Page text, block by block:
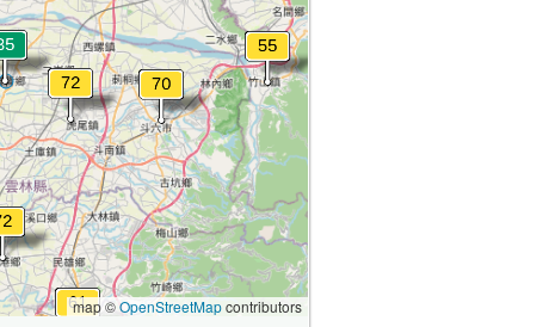
map ©OpenStreetMapcontributors